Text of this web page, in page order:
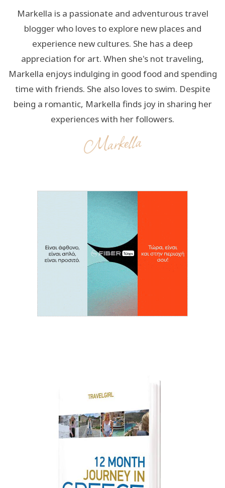
Markella is a passionate and adventurous travel
blogger who loves to explore new places and
experience new cultures. She has a deep
appreciation for art. When she's not traveling,
Markella enjoys indulging in good food and spending
time with friends. She also loves to swim. Despite
being a romantic, Markella finds joy in sharing her
experiences with her followers.